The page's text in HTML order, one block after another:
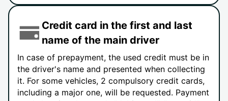
Credit card in the first and last
name of the main driver
In case of prepayment, the used credit must be in
the driver's name and presented when collecting
it. For some vehicles, 2 compulsory credit cards,
including a major one, will be requested. Payment